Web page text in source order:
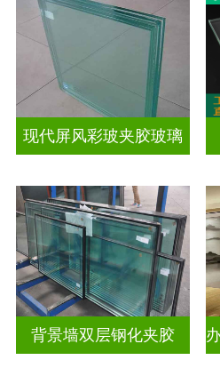
现代屏风彩玻夹胶玻璃
背景墙双层钢化夹胶